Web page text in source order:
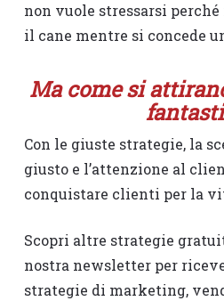
non vuole stressarsi
il cane mentre si concede
Ma come si
Con le giuste strategie, la
giusto e l’attenzione al
conquistare clienti per la
Scopri altre strategie
nostra newsletter per
strategie di marketing,